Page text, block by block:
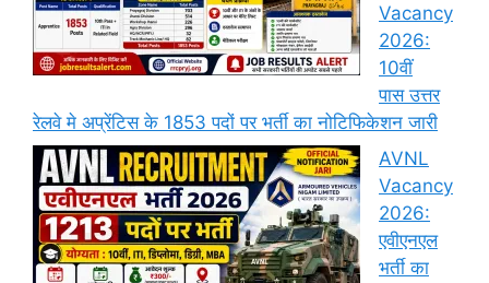
Vacancy
2026:
10वीं
पास उत्तर
रेलवे मे अप्रेंटिस के 1853 पदों पर भर्ती का नोटिफिकेशन जारी
AVNL
Vacancy
2026:
एवीएनएल
भर्ती का